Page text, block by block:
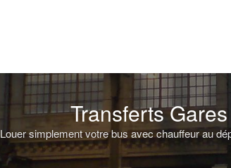
Transferts
Louer simplement votre bus avec chauffeur au